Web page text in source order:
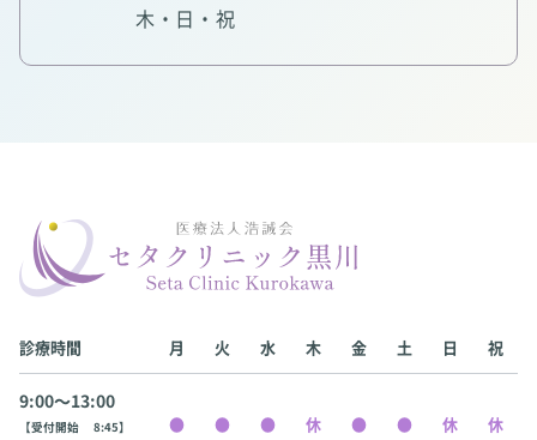
木・日・祝
診療時間 月 火 水 木 金 土 日 祝
9:00〜13:00
【受付開始 8:45】